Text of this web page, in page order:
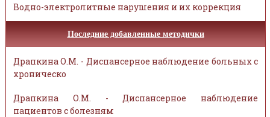
Водно-электролитные нарушения и их коррекция
Последние добавленные методички
Драпкина О.М. - Диспансерное наблюдение больных с
хроническо
Драпкина О.М. - Диспансерное наблюдение
пациентов с болезням